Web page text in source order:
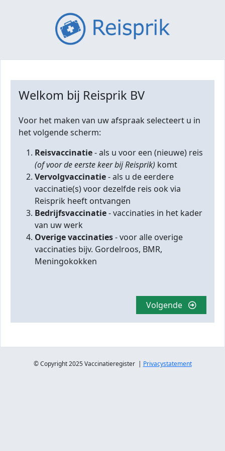
Welkom bij Reisprik BV
Voor het maken van uw afspraak selecteert u in
het volgende scherm:
Reisvaccinatie- als u voor een (nieuwe) reis
(of voor de eerste keer bij Reisprik) komt
Vervolgvaccinatie- als u de eerdere
vaccinatie(s) voor dezelfde reis ook via
Reisprik heeft ontvangen
Bedrijfsvaccinatie- vaccinaties in het kader
van uw werk
Overige vaccinaties- voor alle overige
vaccinaties bijv. Gordelroos, BMR,
Meningokokken
Volgende
© Copyright 2025 Vaccinatieregister | Privacystatement